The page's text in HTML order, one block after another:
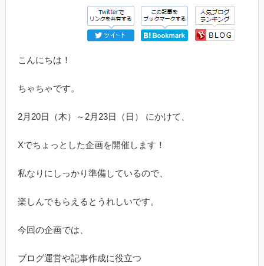
こんにちは！
ちゃちゃです。
2月20日（木）～2月23日（日） にかけて、
Xでちょっとした企画を開催します！
私なりにしっかり準備しているので、
楽しんでもらえるとうれしいです。
今回の企画では、
ブログ運営や記事作成に役立つ